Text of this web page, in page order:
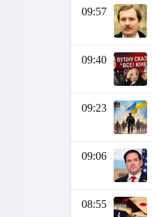
09:57
09:40
09:23
09:06
08:55